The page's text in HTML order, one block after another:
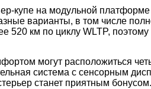
купе на модульной
варианты, в том числе
520 км по циклу WLTP,
могут расположиться
система с сенсорным
станет приятным бонусом.